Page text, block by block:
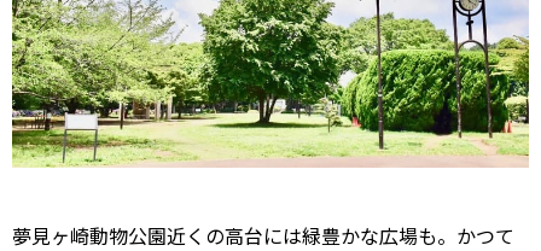
夢見ヶ崎動物公園近くの高台には緑豊かな広場も。かつて